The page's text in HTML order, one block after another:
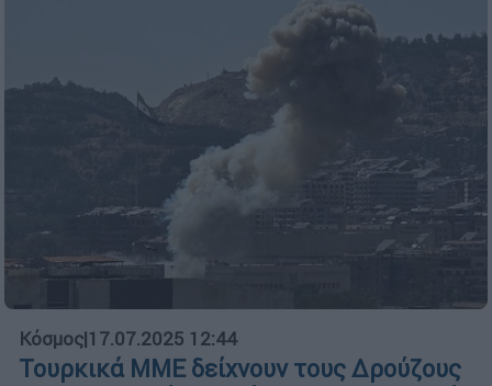
Κόσμος|17.07.2025 12:44
Τουρκικά ΜΜΕ δείχνουν τους Δρούζους